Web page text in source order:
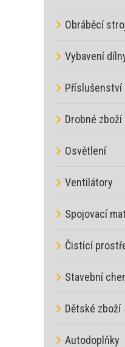
Obráběcí
Vybavení
Příslušenství
Drobné zboží
Osvětlení
Ventilátory
Spojovací
Čistící
Stavební
Dětské zboží
Autodoplňky